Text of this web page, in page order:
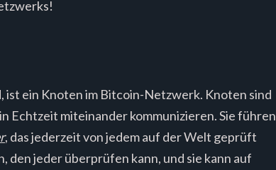
ein Knoten im Bitcoin-Netzwerk. Knoten sind
Echtzeit miteinander kommunizieren. Sie führen
, das jederzeit von jedem auf der Welt geprüft
den jeder überprüfen kann, und sie kann auf